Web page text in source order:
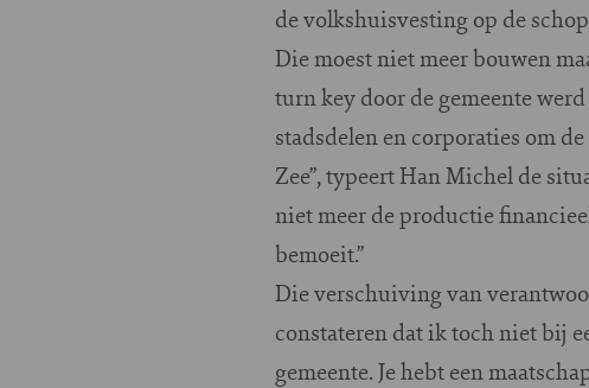
de volkshuisvesting op de
Die moest niet meer bouwen
turn key door de gemeente
stadsdelen en corporaties om
Zee”, typeert Han Michel de
niet meer de productie
bemoeit.”
Die verschuiving van
constateren dat ik toch niet bij
gemeente. Je hebt een